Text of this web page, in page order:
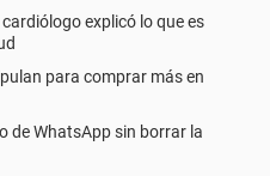
explicó lo que es
para comprar más en
de WhatsApp sin borrar la